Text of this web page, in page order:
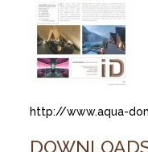
http://www.aqua-